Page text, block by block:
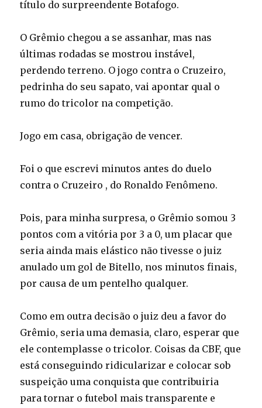
título do surpreendente Botafogo.
O Grêmio chegou a se assanhar, mas nas
últimas rodadas se mostrou instável,
perdendo terreno. O jogo contra o Cruzeiro,
pedrinha do seu sapato, vai apontar qual o
rumo do tricolor na competição.
Jogo em casa, obrigação de vencer.
Foi o que escrevi minutos antes do duelo
contra o Cruzeiro , do Ronaldo Fenômeno.
Pois, para minha surpresa, o Grêmio somou 3
pontos com a vitória por 3 a 0, um placar que
seria ainda mais elástico não tivesse o juiz
anulado um gol de Bitello, nos minutos finais,
por causa de um pentelho qualquer.
Como em outra decisão o juiz deu a favor do
Grêmio, seria uma demasia, claro, esperar que
ele contemplasse o tricolor. Coisas da CBF, que
está conseguindo ridicularizar e colocar sob
suspeição uma conquista que contribuiria
para tornar o futebol mais transparente e